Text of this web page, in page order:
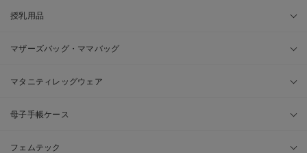
授乳用品
マザーズバッグ・ママバッグ
マタニティレッグウェア
母子手帳ケース
フェムテック